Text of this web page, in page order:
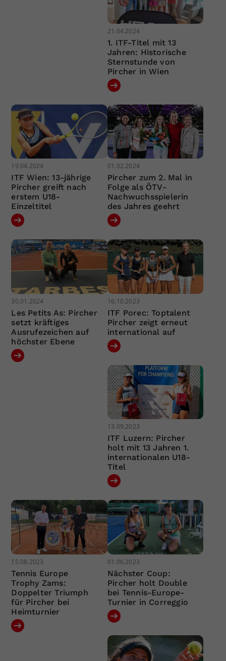
21.04.2024
1. ITF-Titel mit 13
Jahren: Historische
Sternstunde von
Pircher in Wien
19.04.2024
ITF Wien: 13-jährige
Pircher greift nach
erstem U18-
Einzeltitel
01.02.2024
Pircher zum 2. Mal in
Folge als ÖTV-
Nachwuchsspielerin
des Jahres geehrt
30.01.2024
Les Petits As: Pircher
setzt kräftiges
Ausrufezeichen auf
höchster Ebene
16.10.2023
ITF Porec: Toptalent
Pircher zeigt erneut
international auf
13.09.2023
ITF Luzern: Pircher
holt mit 13 Jahren 1.
internationalen U18-
Titel
15.08.2023
Tennis Europe
Trophy Zams:
Doppelter Triumph
für Pircher bei
Heimturnier
01.06.2023
Nächster Coup:
Pircher holt Double
bei Tennis-Europe-
Turnier in Correggio